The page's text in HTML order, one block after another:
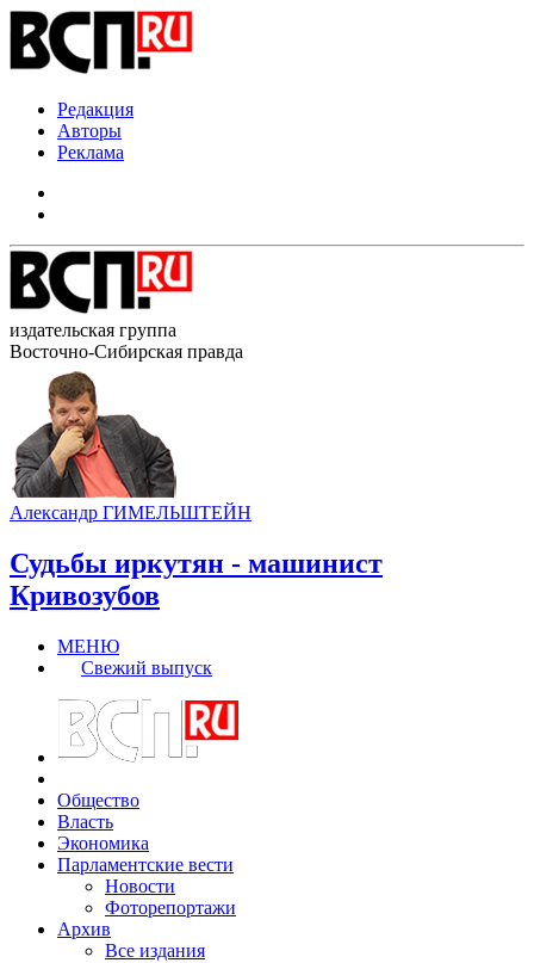
Редакция
Авторы
Реклама
издательская группа
Восточно-Сибирская правда
Александр ГИМЕЛЬШТЕЙН
Судьбы иркутян - машинист
Кривозубов
МЕНЮ
Свежий выпуск
Общество
Власть
Экономика
Парламентские вести
Новости
Фоторепортажи
Архив
Все издания